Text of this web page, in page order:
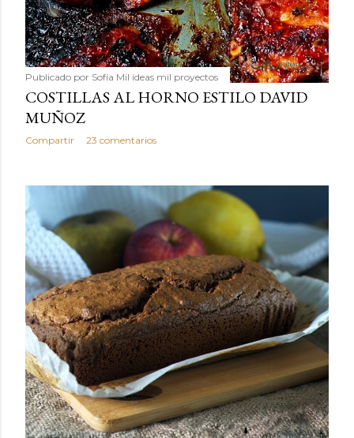
Publicado por Sofía Mil ideas mil proyectos
COSTILLAS AL HORNO ESTILO DAVID
MUÑOZ
Compartir 23 comentarios